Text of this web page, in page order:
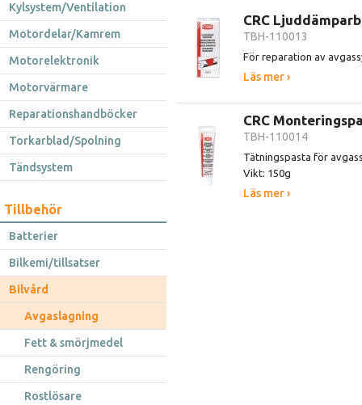
Kylsystem/Ventilation
Motordelar/Kamrem
Motorelektronik
Motorvärmare
Reparationshandböcker
Torkarblad/Spolning
Tändsystem
Tillbehör
Batterier
Bilkemi/tillsatser
Bilvård
Avgaslagning
Fett & smörjmedel
Rengöring
Rostlösare
CRC
TBH-110013
För reparation av
Läs mer ›
CRC
TBH-110014
Tätningspasta för
Vikt: 150g
Läs mer ›